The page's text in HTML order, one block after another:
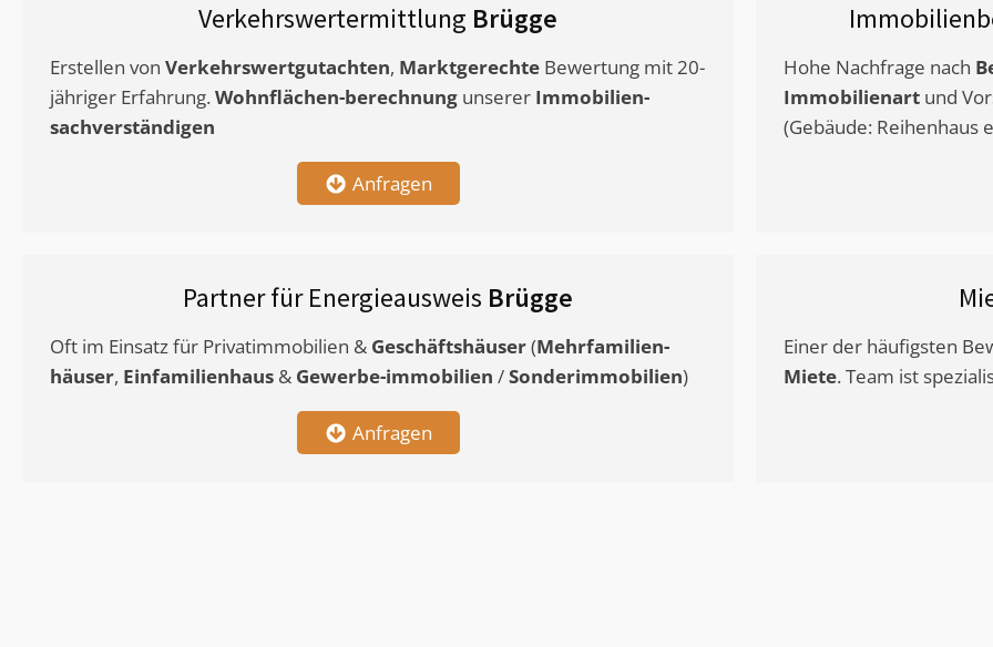
Verkehrswertermittlung Brügge
Erstellen von Verkehrswertgutachten, Marktgerechte Bewertung mit 20-
jähriger Erfahrung. Wohnflächen-berechnung unserer Immobilien-
sachverständigen
Anfragen
Hohe Nachfrage nach
Immobilienart und
(Gebäude: Reihenhaus
Partner für Energieausweis Brügge
Oft im Einsatz für Privatimmobilien & Geschäftshäuser(Mehrfamilien-
häuser, Einfamilienhaus & Gewerbe-immobilien /Sonderimmobilien)
Anfragen
Einer der häufigsten
Miete. Team ist